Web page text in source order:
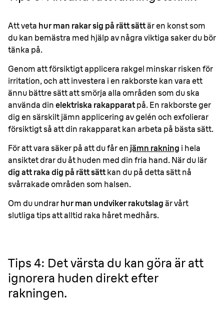
Att veta hur man rakar sig på rätt sättär en konst som
du kan bemästra med hjälp av några viktiga saker du bör
tänka på.
Genom att försiktigt applicera rakgel minskar risken för
irritation, och att investera i en rakborste kan vara ett
ännu bättre sätt att smörja alla områden som du ska
använda din elektriska rakapparatpå. En rakborste ger
dig en särskilt jämn applicering av gelén och exfolierar
försiktigt så att din rakapparat kan arbeta på bästa sätt.
För att vara säker på att du får en jämn rakning i hela
ansiktet drar du åt huden med din fria hand. När du lär
dig att raka dig på rätt sättkan du på detta sätt nå
svårrakade områden som halsen.
Om du undrar hur man undviker rakutslag är vårt
slutliga tips att alltid raka håret medhårs.
Tips 4: Det värsta du kan göra är att
ignorera huden direkt efter
rakningen.